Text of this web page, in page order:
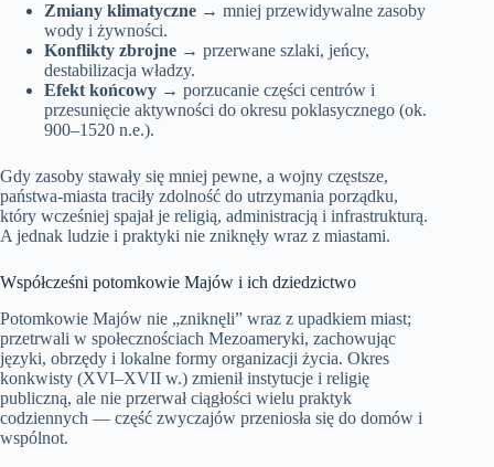
Zmiany klimatyczne → mniej przewidywalne zasoby
wody i żywności.
Konflikty zbrojne → przerwane szlaki, jeńcy,
destabilizacja władzy.
Efekt końcowy → porzucanie części centrów i
przesunięcie aktywności do okresu poklasycznego (ok.
900–1520 n.e.).
Gdy zasoby stawały się mniej pewne, a wojny częstsze,
państwa-miasta traciły zdolność do utrzymania porządku,
który wcześniej spajał je religią, administracją i infrastrukturą.
A jednak ludzie i praktyki nie zniknęły wraz z miastami.
Współcześni potomkowie Majów i ich dziedzictwo
Potomkowie Majów nie „zniknęli” wraz z upadkiem miast;
przetrwali w społecznościach Mezoameryki, zachowując
języki, obrzędy i lokalne formy organizacji życia. Okres
konkwisty (XVI–XVII w.) zmienił instytucje i religię
publiczną, ale nie przerwał ciągłości wielu praktyk
codziennych — część zwyczajów przeniosła się do domów i
wspólnot.